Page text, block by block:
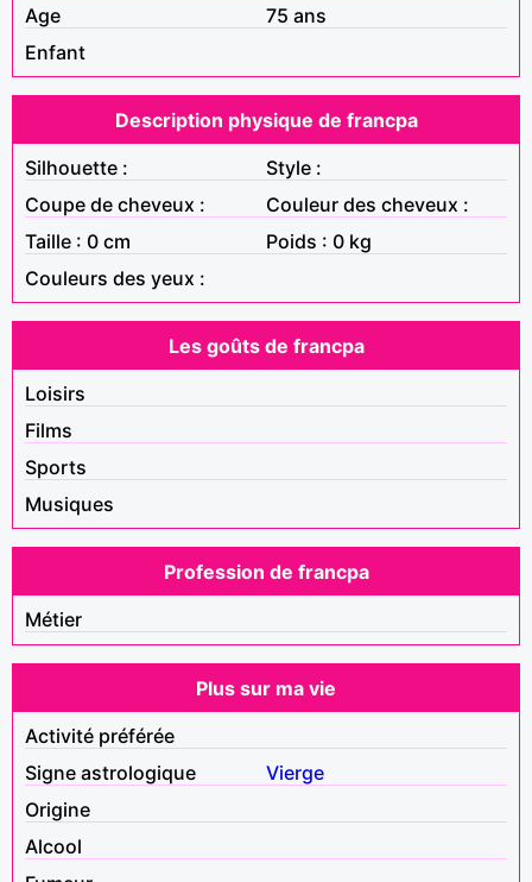
Age
75 ans
Enfant
Description physique de francpa
Silhouette :
Style :
Coupe de cheveux :
Couleur des cheveux :
Taille : 0 cm
Poids : 0 kg
Couleurs des yeux :
Les goûts de francpa
Loisirs
Films
Sports
Musiques
Profession de francpa
Métier
Plus sur ma vie
Activité préférée
Signe astrologique
Vierge
Origine
Alcool